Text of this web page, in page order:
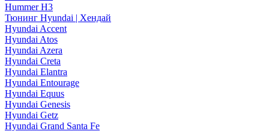
Hummer H3
Тюнинг Hyundai | Хендай
Hyundai Accent
Hyundai Atos
Hyundai Azera
Hyundai Creta
Hyundai Elantra
Hyundai Entourage
Hyundai Equus
Hyundai Genesis
Hyundai Getz
Hyundai Grand Santa Fe